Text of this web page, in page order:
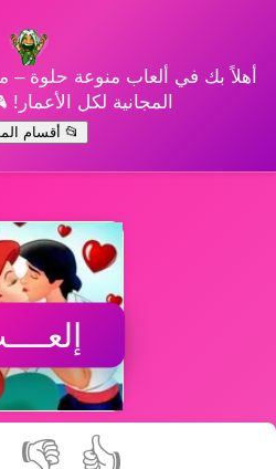
أهلاً بك في ألعاب منوعة حلوة
المجانية لكل
📂 أقسام
👍
👎